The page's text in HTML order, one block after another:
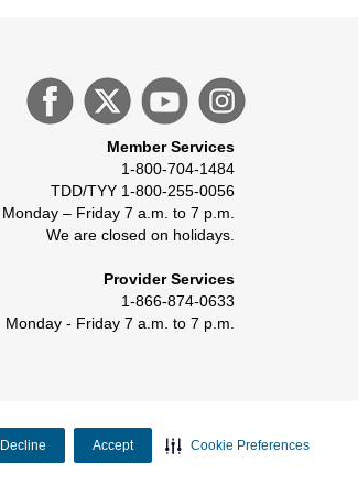
Decline Accept Cookie Preferences
Member Services
1-800-704-1484
TDD/TYY 1-800-255-0056
Monday – Friday 7 a.m. to 7 p.m.
We are closed on holidays.
Provider Services
1-866-874-0633
Monday - Friday 7 a.m. to 7 p.m.